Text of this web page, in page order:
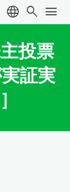
language search menu
投票
証実